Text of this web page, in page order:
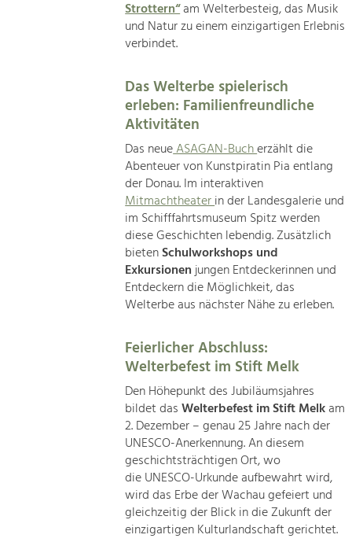
Strottern“am Welterbesteig, das Musik
und Natur zu einem einzigartigen Erlebnis
verbindet.
Das Welterbe spielerisch
erleben: Familienfreundliche
Aktivitäten
Das neueASAGAN-Bucherzählt die
Abenteuer von Kunstpiratin Pia entlang
der Donau. Im interaktiven
Mitmachtheaterin der Landesgalerie und
im Schifffahrtsmuseum Spitz werden
diese Geschichten lebendig. Zusätzlich
bietenSchulworkshops und
Exkursionenjungen Entdeckerinnen und
Entdeckern die Möglichkeit, das
Welterbe aus nächster Nähe zu erleben.
Feierlicher Abschluss:
Welterbefest im Stift Melk
Den Höhepunkt des Jubiläumsjahres
bildet dasWelterbefest im Stift Melkam
2. Dezember – genau 25 Jahre nach der
UNESCO-Anerkennung. An diesem
geschichtsträchtigen Ort, wo
die UNESCO-Urkunde aufbewahrt wird,
wird das Erbe der Wachau gefeiert und
gleichzeitig der Blick in die Zukunft der
einzigartigen Kulturlandschaft gerichtet.